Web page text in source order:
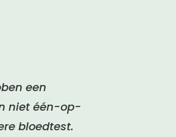
een
niet één-op-
bloedtest.